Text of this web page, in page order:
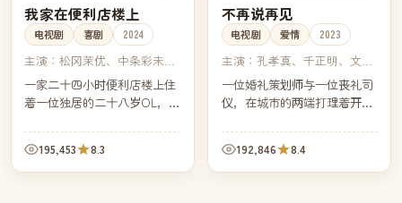
我家在便利店楼上
电视剧 喜剧 2024
主演：松冈茉优、中条彩未、
染谷将太、大野拓朗
一家二十四小时便利店楼上住
着一位独居的二十八岁OL，她
深夜补货车彻底打乱——也被
楼下的店长意外重新点亮。
195,453 8.3
不再说再见
电视剧 爱情 2023
主演： 孔孝真、千正明、文佳
煐、安孝燮
一位婚礼策划师与一位丧礼司
仪，在城市的两端打理着开始
们坐在同一排座位，被迫聊起
了各自工作中最忌讳谈起的那
个词——告别。
192,846 8.4